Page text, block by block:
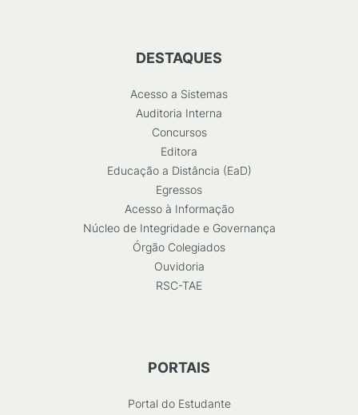
DESTAQUES
Acesso a Sistemas
Auditoria Interna
Concursos
Editora
Educação a Distância (EaD)
Egressos
Acesso à Informação
Núcleo de Integridade e Governança
Órgão Colegiados
Ouvidoria
RSC-TAE
PORTAIS
Portal do Estudante